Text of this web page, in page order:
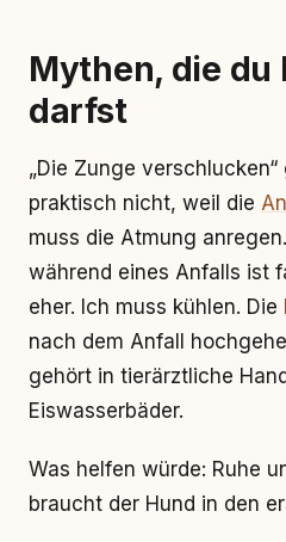
Mythen, die du
darfst
„Die Zunge
praktisch nicht, weil die
muss die Atmung
während eines Anfalls ist
eher. Ich muss kühlen. Die
nach dem Anfall
gehört in tierärztliche
Eiswasserbäder.
Was helfen würde: Ruhe
braucht der Hund in den